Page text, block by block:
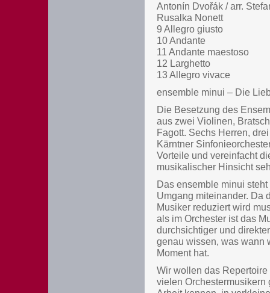
Antonín Dvořák / arr.
Rusalka Nonett
9 Allegro giusto
10 Andante
11 Andante maestoso
12 Larghetto
13 Allegro vivace
ensemble minui – Die
Die Besetzung des
aus zwei Violinen,
Fagott. Sechs Herren,
Kärntner
Vorteile und vereinfacht
musikalischer Hinsicht
Das ensemble minui
Umgang miteinander. Da
Musiker reduziert wird
als im Orchester ist das
durchsichtiger und
genau wissen, was wann
Moment hat.
Wir wollen das
vielen Orchestermusikern